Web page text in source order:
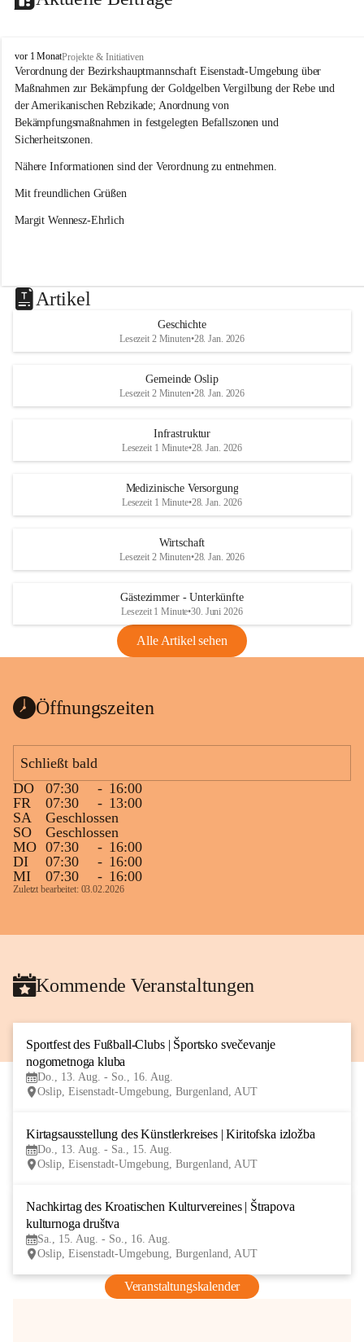
O
s
l
i
p
vor 1 MonatProjekte & Initiativen
Verordnung der Bezirkshauptmannschaft Eisenstadt-Umgebung über
Maßnahmen zur Bekämpfung der Goldgelben Vergilbung der Rebe und
der Amerikanischen Rebzikade; Anordnung von
Bekämpfungsmaßnahmen in festgelegten Befallszonen und
Sicherheitszonen.
Nähere Informationen sind der Verordnung zu entnehmen.
Mit freundlichen Grüßen
Margit Wennesz-Ehrlich
Artikel
Geschichte
Lesezeit 2 Minuten•28. Jan. 2026
Gemeinde Oslip
Lesezeit 2 Minuten•28. Jan. 2026
Infrastruktur
Lesezeit 1 Minute•28. Jan. 2026
Medizinische Versorgung
Lesezeit 1 Minute•28. Jan. 2026
Wirtschaft
Lesezeit 2 Minuten•28. Jan. 2026
Gästezimmer - Unterkünfte
Lesezeit 1 Minute•30. Juni 2026
Alle Artikel sehen
Öffnungszeiten
Schließt bald
DO
07:30 - 16:00
FR
07:30 - 13:00
SA
Geschlossen
SO
Geschlossen
MO 07:30 - 16:00
DI
07:30 - 16:00
MI
07:30 - 16:00
Zuletzt bearbeitet: 03.02.2026
Kommende Veranstaltungen
Sportfest des Fußball-Clubs | Športsko svečevanje
nogometnoga kluba
Do., 13. Aug. - So., 16. Aug.
Oslip, Eisenstadt-Umgebung, Burgenland, AUT
Kirtagsausstellung des Künstlerkreises | Kiritofska izložba
Do., 13. Aug. - Sa., 15. Aug.
Oslip, Eisenstadt-Umgebung, Burgenland, AUT
Nachkirtag des Kroatischen Kulturvereines | Štrapova
kulturnoga društva
Sa., 15. Aug. - So., 16. Aug.
Oslip, Eisenstadt-Umgebung, Burgenland, AUT
Veranstaltungskalender